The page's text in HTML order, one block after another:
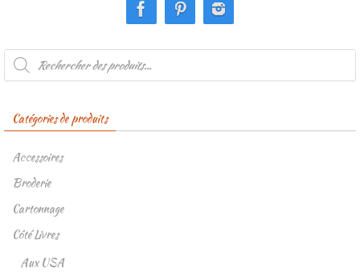
Recherche
produits
Catégories de produits
Accessoires
Broderie
Cartonnage
Côté Livres
Aux USA